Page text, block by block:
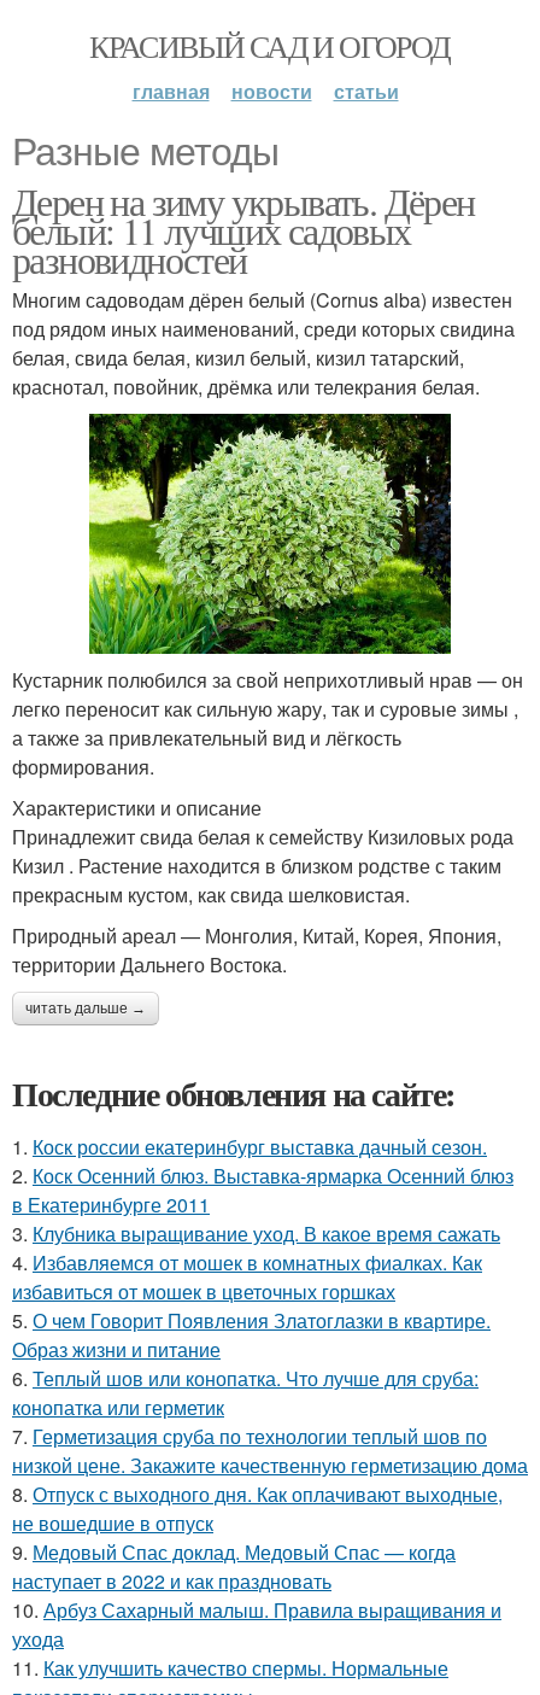
КРАСИВЫЙ САД И ОГОРОД
главная новости статьи
Разные методы
Дерен на зиму укрывать. Дёрен
белый: 11 лучших садовых
разновидностей
Многим садоводам дёрен белый (Cornus alba) известен
под рядом иных наименований, среди которых свидина
белая, свида белая, кизил белый, кизил татарский,
краснотал, повойник, дрёмка или телекрания белая.
Кустарник полюбился за свой неприхотливый нрав — он
легко переносит как сильную жару, так и суровые зимы ,
а также за привлекательный вид и лёгкость
формирования.
Характеристики и описание
Принадлежит свида белая к семейству Кизиловых рода
Кизил . Растение находится в близком родстве с таким
прекрасным кустом, как свида шелковистая.
Природный ареал — Монголия, Китай, Корея, Япония,
территории Дальнего Востока.
читать дальше →
Последние обновления на сайте:
1. Коск россии екатеринбург выставка дачный сезон.
2. Коск Осенний блюз. Выставка-ярмарка Осенний блюз
в Екатеринбурге 2011
3. Клубника выращивание уход. В какое время сажать
4. Избавляемся от мошек в комнатных фиалках. Как
избавиться от мошек в цветочных горшках
5. О чем Говорит Появления Златоглазки в квартире.
Образ жизни и питание
6. Теплый шов или конопатка. Что лучше для сруба:
конопатка или герметик
7. Герметизация сруба по технологии теплый шов по
низкой цене. Закажите качественную герметизацию дома
8. Отпуск с выходного дня. Как оплачивают выходные,
не вошедшие в отпуск
9. Медовый Спас доклад. Медовый Спас — когда
наступает в 2022 и как праздновать
10. Арбуз Сахарный малыш. Правила выращивания и
ухода
11. Как улучшить качество спермы. Нормальные